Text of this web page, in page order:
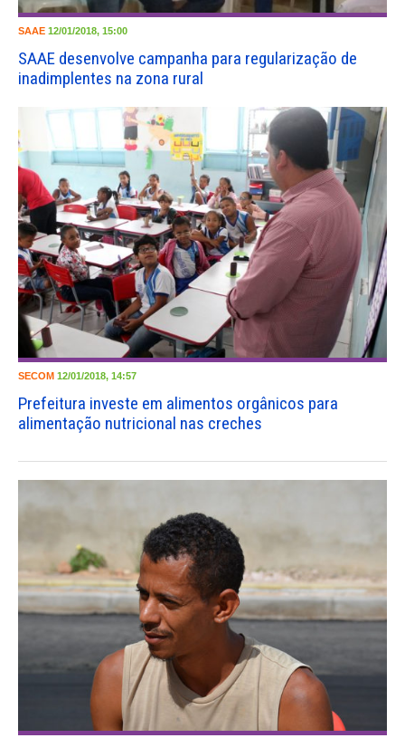
SAAE 12/01/2018, 15:00
SAAE desenvolve campanha para regularização de
inadimplentes na zona rural
SECOM 12/01/2018, 14:57
Prefeitura investe em alimentos orgânicos para
alimentação nutricional nas creches